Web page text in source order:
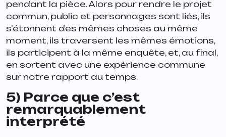
pendant la pièce. Alors pour rendre le projet
commun, public et personnages sont liés, ils
s’étonnent des mêmes choses au même
moment, ils traversent les mêmes émotions,
ils participent à la même enquête, et, au final,
en sortent avec une expérience commune
sur notre rapport au temps.
5) Parce que c’est
remarquablement
interprété